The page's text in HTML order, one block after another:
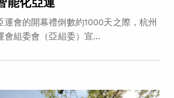
運會的開幕禮倒數約1000天之際，杭州
會組委會（亞組委）宣...